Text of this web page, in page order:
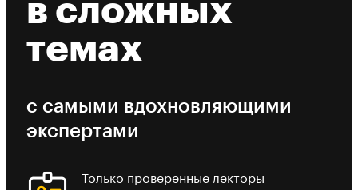
в сложных
темах
с самыми вдохновляющими
экспертами
Только проверенные лекторы